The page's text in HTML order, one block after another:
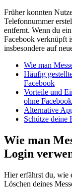
Früher konnten
Telefonnummer
entfernt. Wenn du
Facebook verknüpft
insbesondere auf
Wie man
Häufig
Facebook
Vorteile und
ohne Facebook
Alternative
Schütze deine
Wie man
Login
Hier erfährst du, wie
Löschen deines